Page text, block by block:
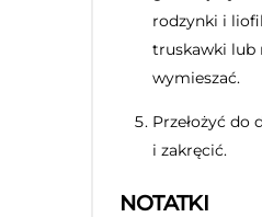
rodzynki i
truskawki lub
wymieszać.
Przełożyć do
i zakręcić.
NOTATKI